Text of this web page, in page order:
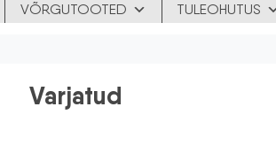
VÕRGUTOOTED TULEOHUTUS
Varjatud